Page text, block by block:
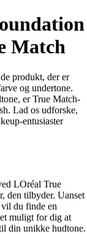
Match
produkt, der er
og undertone.
er True Match-
Lad os udforske,
entusiaster
LOréal True
den tilbyder. Uanset
du finde en
muligt for dig at
din unikke hudtone.